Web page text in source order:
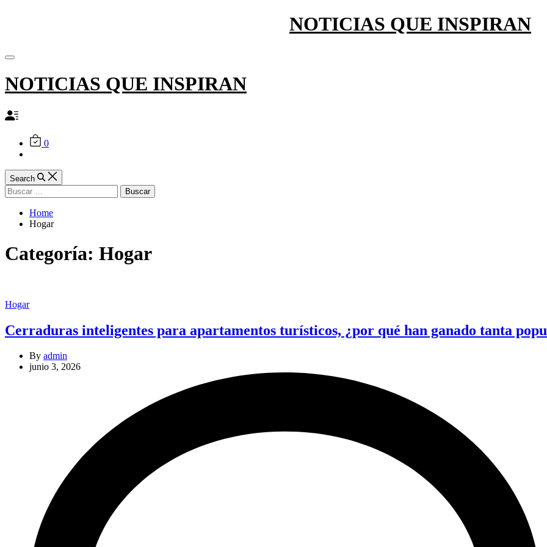
NOTICIAS QUE INSPIRAN
Off
NOTICIAS QUE INSPIRAN
0
Search
Buscar:
Home
Hogar
Categoría: Hogar
Categories
Hogar
Cerraduras inteligentes para apartamentos turísticos, ¿por qué han ganado tanta
By admin
junio 3, 2026